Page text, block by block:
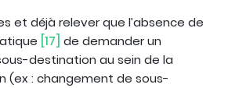
et déjà relever que l’absence de
[17] de demander un
destination au sein de la
(ex : changement de sous-